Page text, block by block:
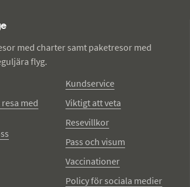
med charter samt paketresor med
flyg.
med
Kundservice
Viktigt att veta
Resevillkor
Pass och visum
Vaccinationer
Policy för sociala medier